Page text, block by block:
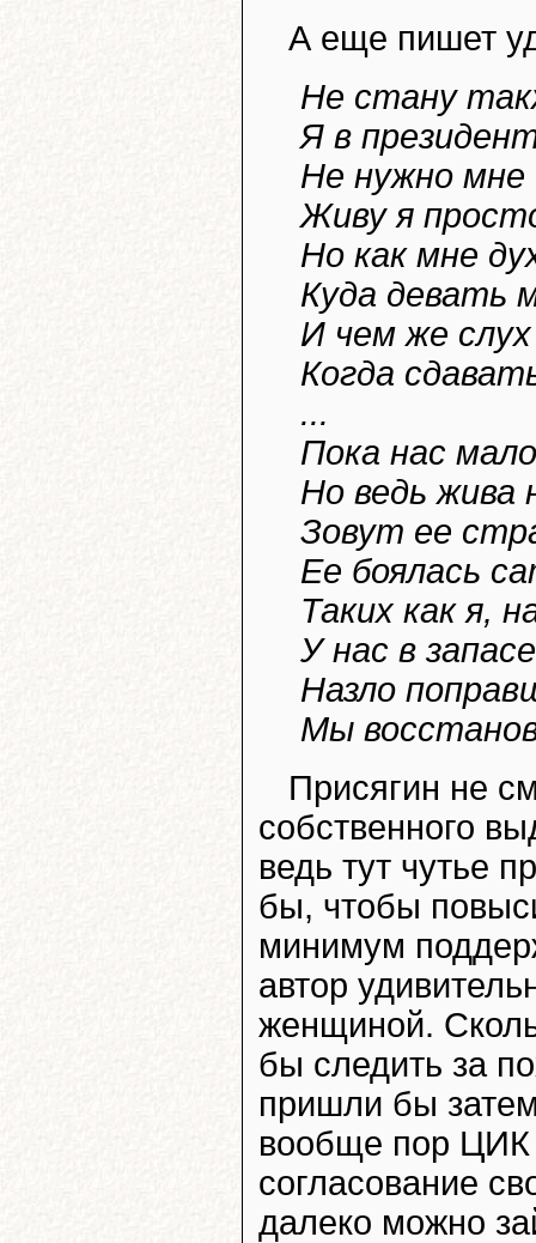
А еще пишет
Не стану
Я в
Не нужно мне
Живу я
Но как мне
Куда девать
И чем же
Когда
...
Пока нас
Но ведь жива
Зовут ее
Ее боялась
Таких как я,
У нас в
Назло
Мы
Присягин не
собственного
ведь тут чутье
бы, чтобы
минимум
автор
женщиной.
бы следить за
пришли бы
вообще пор ЦИК
согласование
далеко можно